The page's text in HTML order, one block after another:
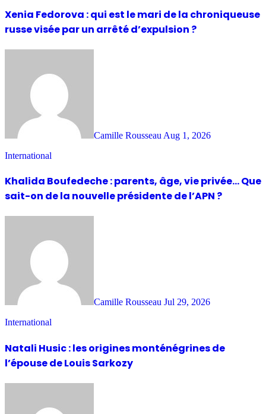
Xenia Fedorova : qui est le mari de la chroniqueuse
russe visée par un arrêté d’expulsion ?
Camille Rousseau Aug 1, 2026
International
Khalida Boufedeche : parents, âge, vie privée… Que
sait-on de la nouvelle présidente de l’APN ?
Camille Rousseau Jul 29, 2026
International
Natali Husic : les origines monténégrines de
l’épouse de Louis Sarkozy